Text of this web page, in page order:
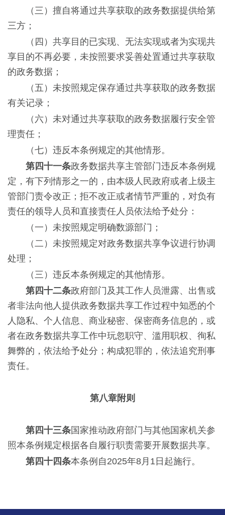
（三）擅自将通过共享获取的政务数据提供给第
三方；
（四）共享目的已实现、无法实现或者为实现共
享目的不再必要，未按照要求妥善处置通过共享获取
的政务数据；
（五）未按照规定保存通过共享获取的政务数据
有关记录；
（六）未对通过共享获取的政务数据履行安全管
理责任；
（七）违反本条例规定的其他情形。
第四十一条政务数据共享主管部门违反本条例规
定，有下列情形之一的，由本级人民政府或者上级主
管部门责令改正；拒不改正或者情节严重的，对负有
责任的领导人员和直接责任人员依法给予处分：
（一）未按照规定明确数源部门；
（二）未按照规定对政务数据共享争议进行协调
处理；
（三）违反本条例规定的其他情形。
第四十二条政府部门及其工作人员泄露、出售或
者非法向他人提供政务数据共享工作过程中知悉的个
人隐私、个人信息、商业秘密、保密商务信息的，或
者在政务数据共享工作中玩忽职守、滥用职权、徇私
舞弊的，依法给予处分；构成犯罪的，依法追究刑事
责任。
第八章附则
第四十三条国家推动政府部门与其他国家机关参
照本条例规定根据各自履行职责需要开展数据共享。
第四十四条本条例自2025年8月1日起施行。